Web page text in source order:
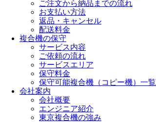
ご注文から納品までの流れ
お支払い方法
返品・キャンセル
配送料金
複合機の保守
サービス内容
ご依頼の流れ
サービスエリア
保守料金
保守可能複合機（コピー機）一覧
会社案内
会社概要
エンジニア紹介
東京複合機の強み